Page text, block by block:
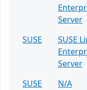
Server
SUSE
SUSE
Server
SUSE
N/A